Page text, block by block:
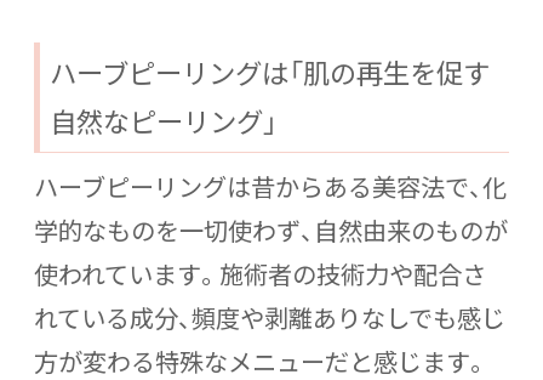
ハーブピーリングは「肌の再生を促す
自然なピーリング」
ハーブピーリングは昔からある美容法で、化
学的なものを一切使わず、自然由来のものが
使われています。施術者の技術力や配合さ
れている成分、頻度や剥離ありなしでも感じ
方が変わる特殊なメニューだと感じます。